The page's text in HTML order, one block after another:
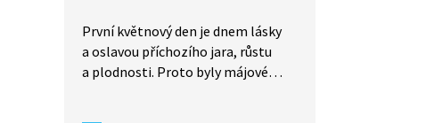
První květnový den je dnem lásky
a oslavou příchozího jara, růstu
a plodnosti. Proto byly májové